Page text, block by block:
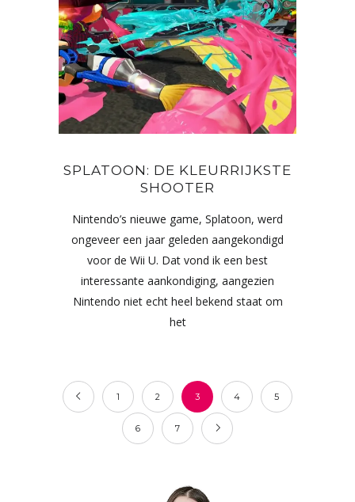
SPLATOON: DE KLEURRIJKSTE
SHOOTER
Nintendo’s nieuwe game, Splatoon, werd
ongeveer een jaar geleden aangekondigd
voor de Wii U. Dat vond ik een best
interessante aankondiging, aangezien
Nintendo niet echt heel bekend staat om
het
1 2 3 4 5
6 7